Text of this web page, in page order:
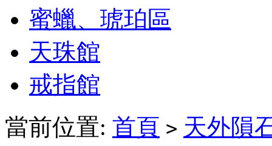
蜜蠟、琥珀區
天珠館
戒指館
當前位置: 首頁 > 天外隕